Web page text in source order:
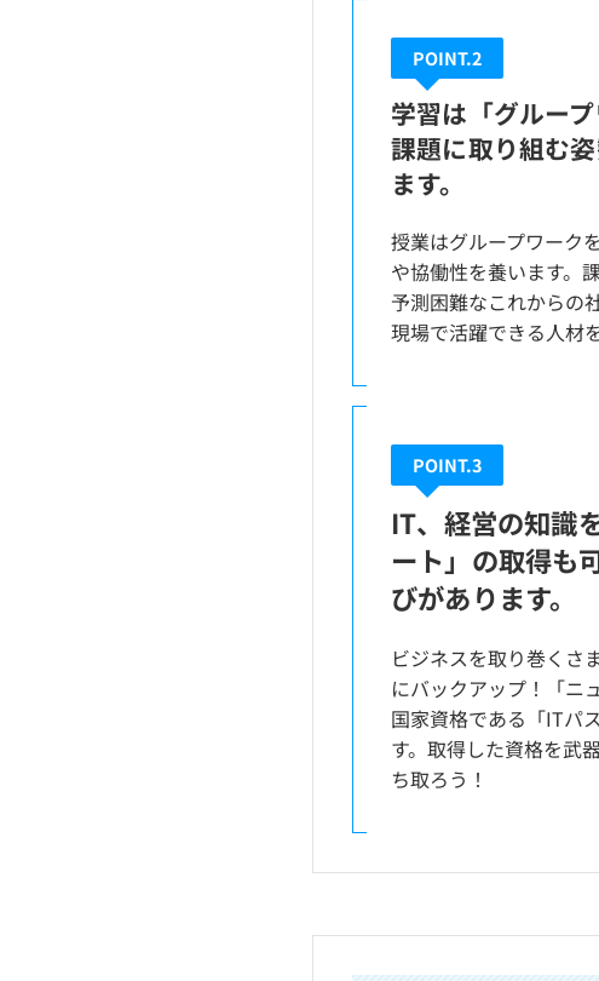
POINT.2
学習は「グルー
課題に取り組む
ます。
授業はグループワーク
や協働性を養います。
予測困難なこれからの
現場で活躍できる人材
POINT.3
IT、経営の知識
ート」の取得も
びがあります。
ビジネスを取り巻くさ
にバックアップ！「ニ
国家資格である「ITパ
す。取得した資格を武
ち取ろう！